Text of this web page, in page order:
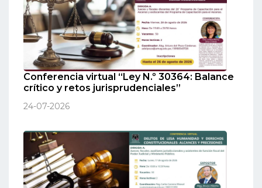
Conferencia virtual “Ley N.º 30364: Balance
crítico y retos jurisprudenciales”
24-07-2026